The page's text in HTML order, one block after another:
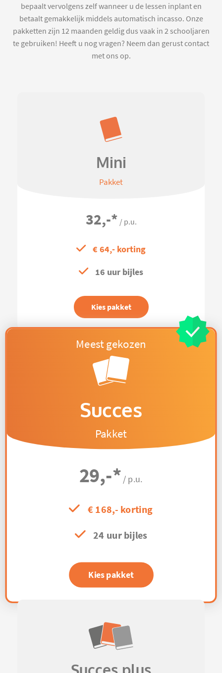
bepaalt vervolgens zelf wanneer u de lessen inplant en
betaalt gemakkelijk middels automatisch incasso. Onze
pakketten zijn 12 maanden geldig dus vaak in 2 schooljaren
te gebruiken! Heeft u nog vragen? Neem dan gerust contact
met ons op.
Mini
Pakket
32,-* / p.u.
€ 64,- korting
16 uur bijles
Kies pakket
Succes
Pakket
29,-* / p.u.
€ 168,- korting
24 uur bijles
Kies pakket